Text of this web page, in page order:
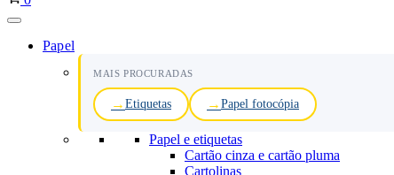
Papel
MAIS PROCURADAS
Etiquetas Papel fotocópia
Papel e etiquetas
Cartão cinza e cartão pluma
Cartolinas